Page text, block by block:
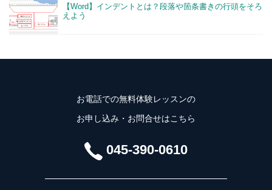
【Word】インデントとは？段落や箇条書きの行頭をそろ
えよう
お電話での無料体験レッスンの
お申し込み・お問合せはこちら
045-390-0610